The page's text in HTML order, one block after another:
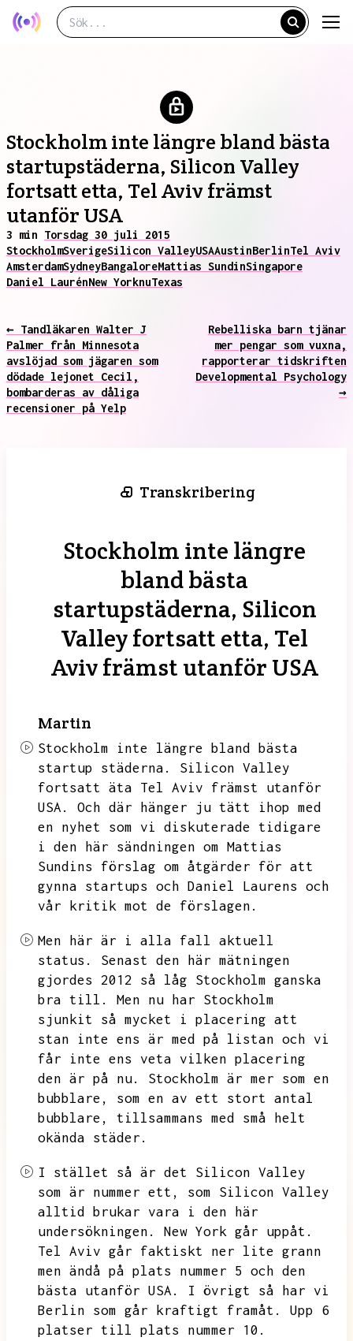
Stockholm inte längre bland bästa
startupstäderna, Silicon Valley
fortsatt etta, Tel Aviv främst
utanför USA
3 min Torsdag 30 juli 2015
StockholmSverigeSilicon ValleyUSAAustinBerlinTel Aviv
AmsterdamSydneyBangaloreMattias SundinSingapore
Daniel LaurénNew YorknuTexas
← Tandläkaren Walter J
Palmer från Minnesota
avslöjad som jägaren som
dödade lejonet Cecil,
bombarderas av dåliga
recensioner på Yelp
Rebelliska barn tjänar
mer pengar som vuxna,
rapporterar tidskriften
Developmental Psychology
→
Transkribering
Stockholm inte längre
bland bästa
startupstäderna, Silicon
Valley fortsatt etta, Tel
Aviv främst utanför USA
Martin
Stockholm inte längre bland bästa
startup städerna.
Silicon Valley
fortsatt äta Tel Aviv främst utanför
USA.
Och där hänger ju tätt ihop med
en nyhet som vi diskuterade tidigare
i den här sändningen om Mattias
Sundins förslag om åtgärder för att
gynna startups och Daniel Laurens och
vår kritik mot de förslagen.
Men här är i alla fall aktuell
status.
Senast den här mätningen
gjordes 2012 så låg Stockholm ganska
bra till.
Men nu har Stockholm
sjunkit så mycket i placering att
stan inte ens är med på listan och vi
får inte ens veta vilken placering
den är på nu.
Stockholm är mer som en
bubblare,
som en av ett stort antal
bubblare,
tillsammans med små helt
okända städer.
I stället så är det Silicon Valley
som är nummer ett,
som Silicon Valley
alltid brukar vara i den här
undersökningen.
New York går uppåt.
Tel Aviv går faktiskt ner lite grann
men ändå på plats nummer 5 och den
bästa utanför USA.
I övrigt så har vi
Berlin som går kraftigt framåt.
Upp 6
platser till plats nummer 10.